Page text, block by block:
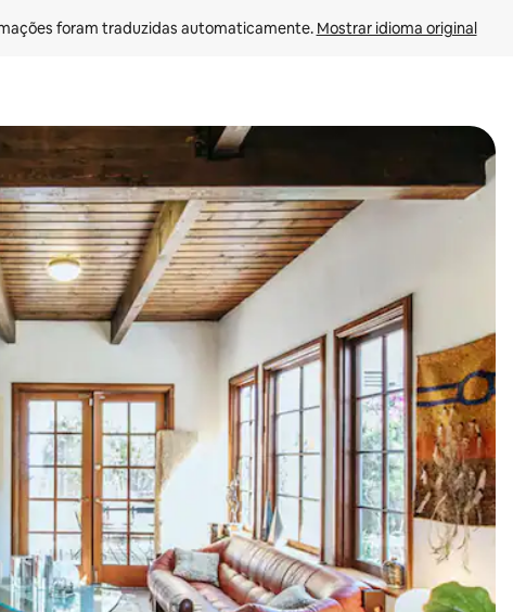
foram traduzidas automaticamente. Mostrar idioma original
as seta para cima e para baixo do teclado ou tocando e deslizando o